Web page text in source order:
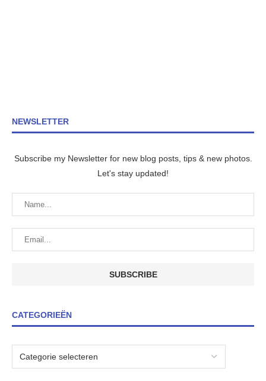
NEWSLETTER
Subscribe my Newsletter for new blog posts, tips & new photos.
Let's stay updated!
CATEGORIEËN